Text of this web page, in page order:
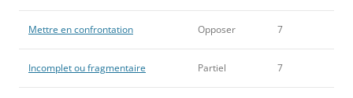
Mettre en confrontation Opposer 7
Incomplet ou fragmentaire Partiel 7